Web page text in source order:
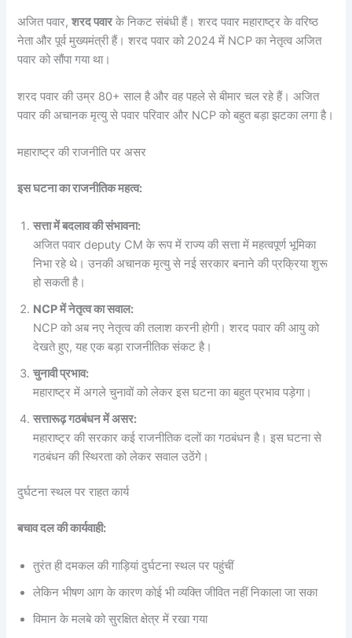
अजित पवार,शरद पवारके निकट संबंधी हैं। शरद पवार महाराष्ट्र के वरिष्ठ
नेता और पूर्व मुख्यमंत्री हैं। शरद पवार को 2024 में NCP का नेतृत्व अजित
पवार को सौंपा गया था।
शरद पवार की उम्र 80+ साल है और वह पहले से बीमार चल रहे हैं। अजित
पवार की अचानक मृत्यु से पवार परिवार और NCP को बहुत बड़ा झटका लगा है।
महाराष्ट्र की राजनीति पर असर
इस घटना का राजनीतिक महत्व:
सत्ता में बदलाव की संभावना:
अजित पवार deputy CM के रूप में राज्य की सत्ता में महत्वपूर्ण भूमिका
निभा रहे थे। उनकी अचानक मृत्यु से नई सरकार बनाने की प्रक्रिया शुरू
हो सकती है।
NCP में नेतृत्व का सवाल:
NCP को अब नए नेतृत्व की तलाश करनी होगी। शरद पवार की आयु को
देखते हुए, यह एक बड़ा राजनीतिक संकट है।
चुनावी प्रभाव:
महाराष्ट्र में अगले चुनावों को लेकर इस घटना का बहुत प्रभाव पड़ेगा।
सत्तारूढ़ गठबंधन में असर:
महाराष्ट्र की सरकार कई राजनीतिक दलों का गठबंधन है। इस घटना से
गठबंधन की स्थिरता को लेकर सवाल उठेंगे।
दुर्घटना स्थल पर राहत कार्य
बचाव दल की कार्यवाही:
तुरंत ही दमकल की गाड़ियां दुर्घटना स्थल पर पहुंचीं
लेकिन भीषण आग के कारण कोई भी व्यक्ति जीवित नहीं निकाला जा सका
विमान के मलबे को सुरक्षित क्षेत्र में रखा गया